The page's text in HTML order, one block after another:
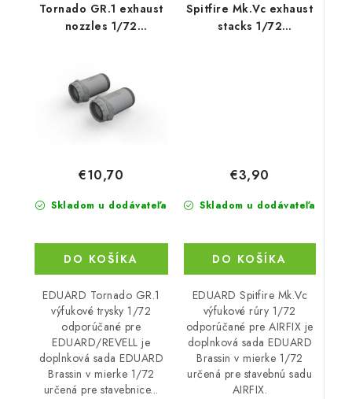
Tornado GR.1 exhaust
nozzles 1/72
Skladom u dodávateľa
€10,70
DO KOŠÍKA
EDUARD Tornado GR.1
výfukové trysky 1/72
odporúčané pre
EDUARD/REVELL je
doplnková sada EDUARD
Brassin v mierke 1/72
určená pre stavebnice...
Spitfire Mk.Vc exhaust
stacks 1/72
Skladom u dodávateľa
€3,90
DO KOŠÍKA
EDUARD Spitfire Mk.Vc
výfukové rúry 1/72
odporúčané pre AIRFIX je
doplnková sada EDUARD
Brassin v mierke 1/72
určená pre stavebnú sadu
AIRFIX.